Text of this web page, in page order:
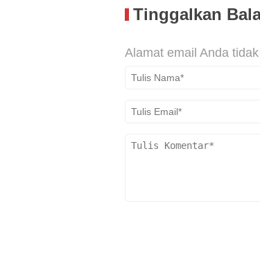
Tinggalkan
Alamat email Anda